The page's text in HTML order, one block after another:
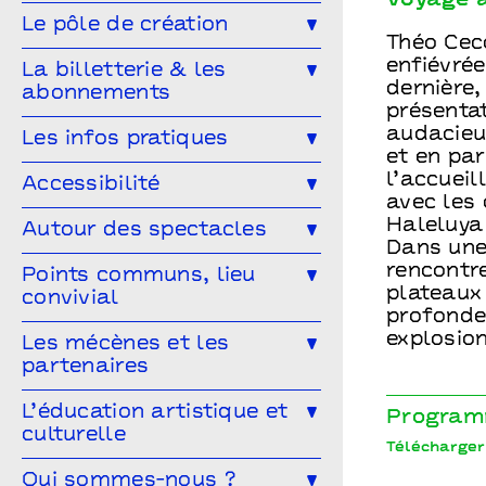
Cirque Magie Espace public
Projet participatif
En famille Ateliers
Génération(s) - Saison #9
Projet participatif : Deblozay
Le pôle de création
Ailleurs & Ici • PIPD
Artistes en résidence 2024-2027
Résidences précédentes
La billetterie & les
abonnements
Comment réserver ? Les tarifs
Vous venez en groupe ?
Les infos pratiques
Venir à Points communs
Hors-les-murs
Accessibilité
L’accessibilité pour tous·tes !
sociale ?
Autour des spectacles
Les ateliers de pratique
Les Conversations
Visitez les théâtres
Points communs, lieu
convivial
Le Mélangeur
Le Service garderie
Les mécènes et les
partenaires
Devenir mécène
Cultivons nos points communs
Les partenaires
L’éducation artistique et
culturelle
L’éducation artistique et culturelle
Qui sommes-nous ?
Théo
et en
avec les
Dans
plateaux